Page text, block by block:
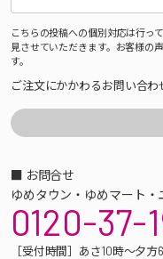
こちらの投稿への個別対応は行っ
見させていただきます。お客様の
す。
ご注文にかかわるお問い合わ
■ お問合せ
ゆめタウン・ゆめマート・
0120-37-
［受付時間］あさ10時～夕方